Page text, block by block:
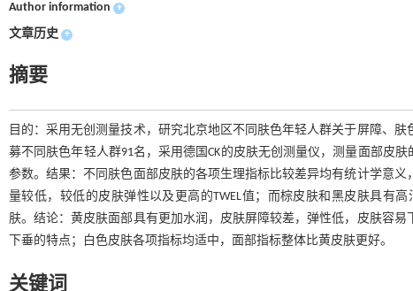
Author information +
文章历史 +
摘要
目的：采用无创测量技术，研究北京地区不同肤色年轻人群关于屏障、
募不同肤色年轻人群91名，采用德国CK的皮肤无创测量仪，测量面部皮
参数。结果：不同肤色面部皮肤的各项生理指标比较差异均有统计学意
量较低，较低的皮肤弹性以及更高的TWEL值；而棕皮肤和黑皮肤具有
肤。结论：黄皮肤面部具有更加水润，皮肤屏障较差，弹性低，皮肤容
下垂的特点；白色皮肤各项指标均适中，面部指标整体比黄皮肤更好。
关键词